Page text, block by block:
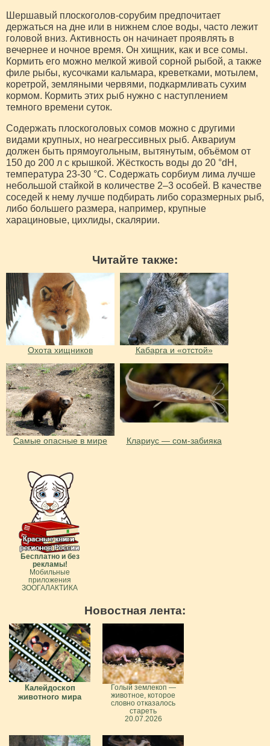
Шершавый плоскоголов-сорубим предпочитает
держаться на дне или в нижнем слое воды, часто лежит
головой вниз. Активность он начинает проявлять в
вечернее и ночное время. Он хищник, как и все сомы.
Кормить его можно мелкой живой сорной рыбой, а также
филе рыбы, кусочками кальмара, креветками, мотылем,
коретрой, земляными червями, подкармливать сухим
кормом. Кормить этих рыб нужно с наступлением
темного времени суток.
Содержать плоскоголовых сомов можно с другими
видами крупных, но неагрессивных рыб. Аквариум
должен быть прямоугольным, вытянутым, объёмом от
150 до 200 л с крышкой. Жёсткость воды до 20 °dH,
температура 23-30 °С. Содержать сорбиум лима лучше
небольшой стайкой в количестве 2–3 особей. В качестве
соседей к нему лучше подбирать либо соразмерных рыб,
либо большего размера, например, крупные
харациновые, цихлиды, скалярии.
Читайте также:
Охота хищников Кабарга и «отстой»
Самые опасные в мире Клариус — сом-забияка
Бесплатно и без
рекламы!
Мобильные
приложения
ЗООГАЛАКТИКА
Новостная лента:
Калейдоскоп
животного мира
Голый землекоп —
животное, которое
словно отказалось
стареть
20.07.2026